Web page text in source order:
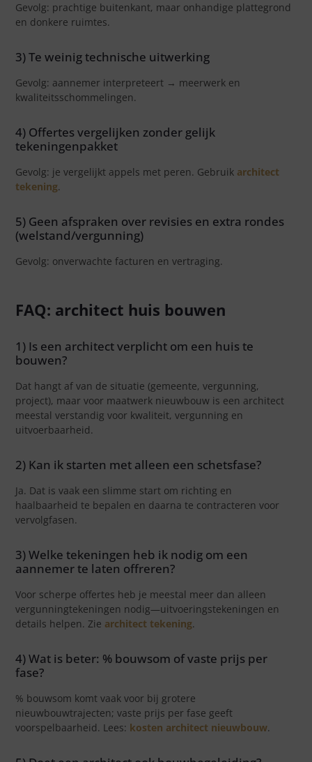
Gevolg: prachtige buitenkant, maar onhandige plattegrond
en donkere ruimtes.
3) Te weinig technische uitwerking
Gevolg: aannemer interpreteert → meerwerk en
kwaliteitsschommelingen.
4) Offertes vergelijken zonder gelijk
tekeningenpakket
Gevolg: je vergelijkt appels met peren. Gebruik architect
tekening.
5) Geen afspraken over revisies en extra rondes
(welstand/vergunning)
Gevolg: onverwachte facturen en vertraging.
FAQ: architect huis bouwen
1) Is een architect verplicht om een huis te
bouwen?
Dat hangt af van de situatie (gemeente, vergunning,
project), maar voor maatwerk nieuwbouw is een architect
meestal verstandig voor kwaliteit, vergunning en
uitvoerbaarheid.
2) Kan ik starten met alleen een schetsfase?
Ja. Dat is vaak een slimme start om richting en
haalbaarheid te bepalen en daarna te contracteren voor
vervolgfasen.
3) Welke tekeningen heb ik nodig om een
aannemer te laten offreren?
Voor scherpe offertes heb je meestal meer dan alleen
vergunningtekeningen nodig—uitvoeringstekeningen en
details helpen. Zie architect tekening.
4) Wat is beter: % bouwsom of vaste prijs per
fase?
% bouwsom komt vaak voor bij grotere
nieuwbouwtrajecten; vaste prijs per fase geeft
voorspelbaarheid. Lees: kosten architect nieuwbouw.